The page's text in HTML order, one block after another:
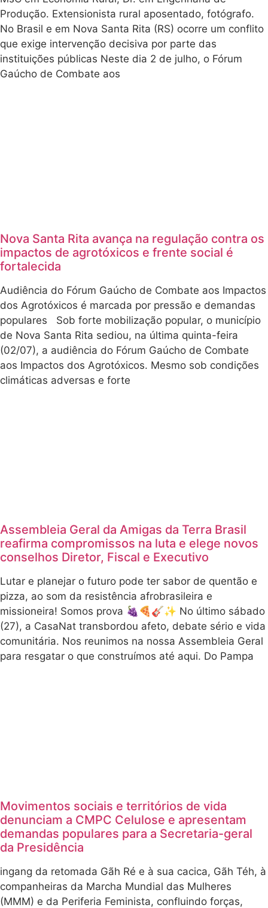
Produção. Extensionista rural aposentado, fotógrafo.
No Brasil e em Nova Santa Rita (RS) ocorre um conflito
que exige intervenção decisiva por parte das
instituições públicas Neste dia 2 de julho, o Fórum
Gaúcho de Combate aos
Nova Santa Rita avança na regulação contra os
impactos de agrotóxicos e frente social é
fortalecida
Audiência do Fórum Gaúcho de Combate aos Impactos
dos Agrotóxicos é marcada por pressão e demandas
populares Sob forte mobilização popular, o município
de Nova Santa Rita sediou, na última quinta-feira
(02/07), a audiência do Fórum Gaúcho de Combate
aos Impactos dos Agrotóxicos. Mesmo sob condições
climáticas adversas e forte
Assembleia Geral da Amigas da Terra Brasil
reafirma compromissos na luta e elege novos
conselhos Diretor, Fiscal e Executivo
Lutar e planejar o futuro pode ter sabor de quentão e
pizza, ao som da resistência afrobrasileira e
missioneira! Somos prova 🍇🍕🎸✨ No último sábado
(27), a CasaNat transbordou afeto, debate sério e vida
comunitária. Nos reunimos na nossa Assembleia Geral
para resgatar o que construímos até aqui. Do Pampa
Movimentos sociais e territórios de vida
denunciam a CMPC Celulose e apresentam
demandas populares para a Secretaria-geral
da Presidência
ingang da retomada Gãh Ré e à sua cacica, Gãh Téh, à
companheiras da Marcha Mundial das Mulheres
(MMM) e da Periferia Feminista, confluindo forças,